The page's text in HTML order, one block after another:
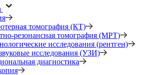
томография (КТ)
резонансная томография (МРТ)
исследования (рентген)
исследования (УЗИ)
диагностика